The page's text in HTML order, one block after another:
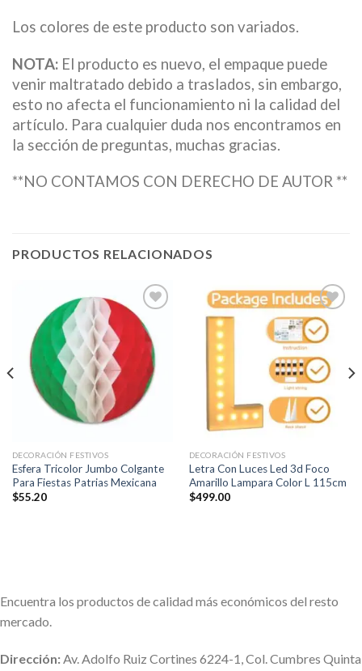
Los colores de este producto son variados.
NOTA: El producto es nuevo, el empaque puede
venir maltratado debido a traslados, sin embargo,
esto no afecta el funcionamiento ni la calidad del
artículo. Para cualquier duda nos encontramos en
la sección de preguntas, muchas gracias.
**NO CONTAMOS CON DERECHO DE AUTOR **
PRODUCTOS RELACIONADOS
Añadir
a la
lista de
deseos
DECORACIÓN FESTIVOS
Esfera Tricolor Jumbo Colgante
Para Fiestas Patrias Mexicana
$55.20
Añadir
a la
lista de
deseos
DECORACIÓN FESTIVOS
Letra Con Luces Led 3d Foco
Amarillo Lampara Color L 115cm
$499.00
Encuentra los productos de calidad más económicos del resto
mercado.
Dirección: Av. Adolfo Ruiz Cortines 6224-1, Col. Cumbres Quinta